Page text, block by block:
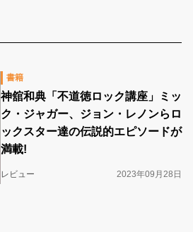
書籍
神舘和典「不道徳ロック講座」ミッ
ク・ジャガー、ジョン・レノンらロ
ックスター達の伝説的エピソードが
満載!
レビュー 2023年09月28日